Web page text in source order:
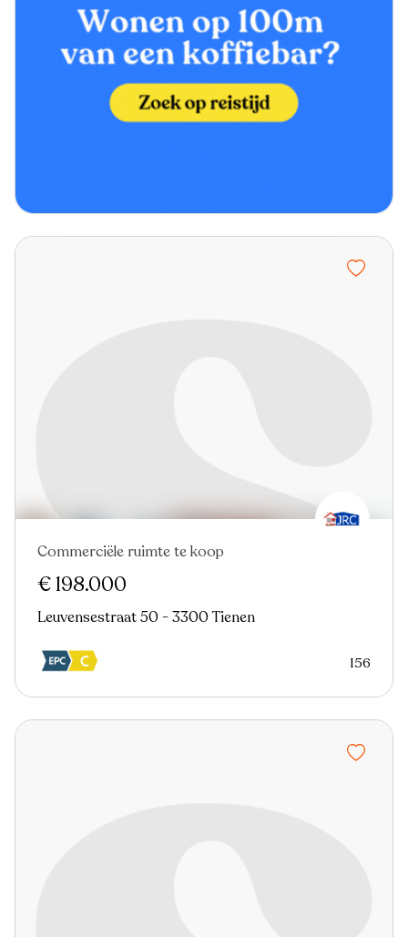
Commerciële ruimte te koop
€ 198.000
Leuvensestraat 50 - 3300 Tienen
156